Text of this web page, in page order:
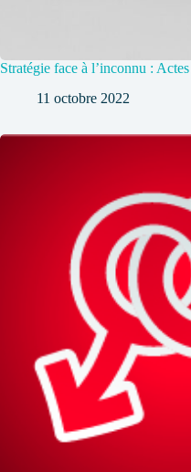
Stratégie face à l’inconnu :
11 octobre 2022